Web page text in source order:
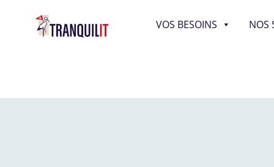
VOS BESOINS NOS